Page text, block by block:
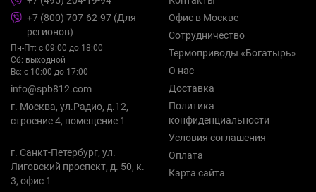
+7 (800) 707-62-97 (Для
регионов)
Пн-Пт: с 09:00 до 18:00
Сб: выходной
Вс: с 10:00 до 17:00
info@spb812.com
г. Москва, ул.Радио, д.12,
строение 4, помещение 1
г. Санкт-Петербург, ул.
Лиговский проспект, д. 50, к.
3, офис 1
Офис в Москве
Сотрудничество
Термоприводы «Богатырь»
О нас
Доставка
Политика
конфиденциальности
Условия соглашения
Оплата
Карта сайта